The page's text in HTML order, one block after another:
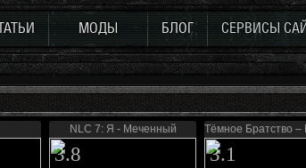
МОДЫ БЛОГ СЕРВИСЫ
NLC 7: Я - Меченный
3.8
Тёмное Братство –
3.1